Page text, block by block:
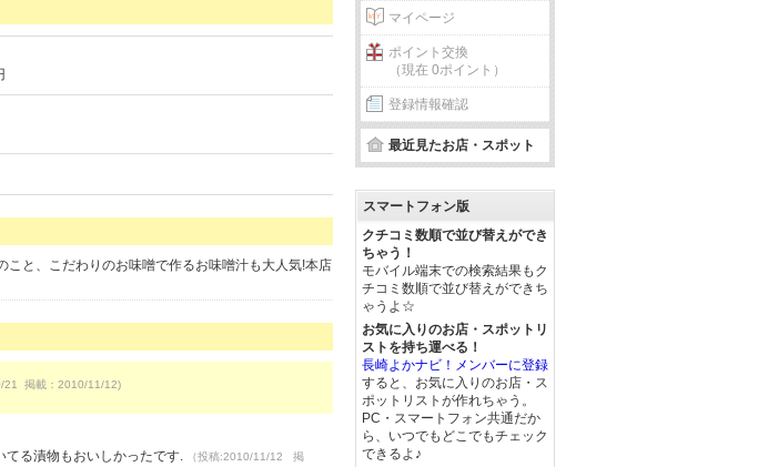
と、こだわりのお味噌で作るお味噌汁も大人気!本店
21 掲載：2010/11/12)
てる漬物もおいしかったです.
（投稿:2010/11/12 掲
マイページ
ポイント交換
（現在 0ポイント）
登録情報確認
最近見たお店・スポット
スマートフォン版
クチコミ数順で並び替えができ
ちゃう！
モバイル端末での検索結果もク
チコミ数順で並び替えができち
ゃうよ☆
お気に入りのお店・スポットリ
ストを持ち運べる！
長崎よかナビ！メンバーに登録
すると、お気に入りのお店・ス
ポットリストが作れちゃう。
PC・スマートフォン共通だか
ら、いつでもどこでもチェック
できるよ♪